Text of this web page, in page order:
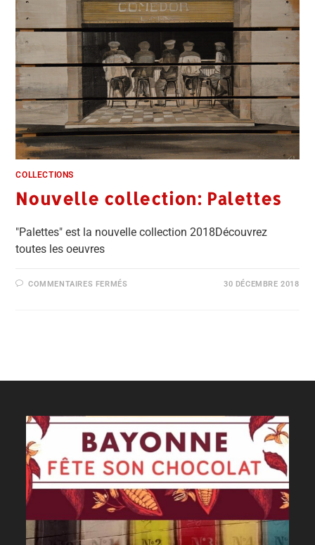
COLLECTIONS
Nouvelle collection: Palettes
"Palettes" est la nouvelle collection 2018Découvrez
toutes les oeuvres
COMMENTAIRES FERMÉS 30 DÉCEMBRE 2018